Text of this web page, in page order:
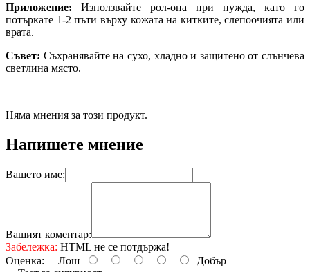
Приложение: Използвайте рол-она при нужда, като го
потъркате 1-2 пъти върху кожата на китките, слепоочията или
врата.
Съвет: Съхранявайте на сухо, хладно и защитено от слънчева
светлина място.
Няма мнения за този продукт.
Напишете мнение
Вашето име:
Вашият коментар:
Забележка: HTML не се потдържа!
Оценка: Лош
Добър